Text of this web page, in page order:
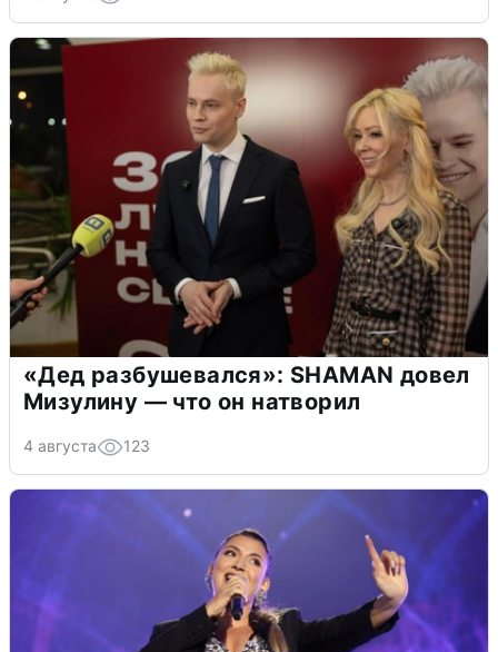
«Дед разбушевался»: SHAMAN довел
Мизулину — что он натворил
4 августа 123